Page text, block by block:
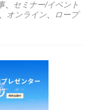
、
セミナー/イベント
オンライン
ロープ